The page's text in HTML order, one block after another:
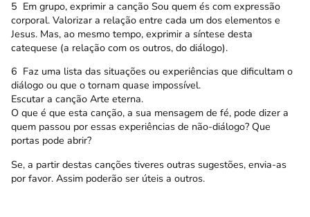
5  Em grupo, exprimir a canção Sou quem és com expressão
corporal. Valorizar a relação entre cada um dos elementos e
Jesus. Mas, ao mesmo tempo, exprimir a síntese desta
catequese (a relação com os outros, do diálogo).
6  Faz uma lista das situações ou experiências que dificultam o
diálogo ou que o tornam quase impossível.
Escutar a canção Arte eterna.
O que é que esta canção, a sua mensagem de fé, pode dizer a
quem passou por essas experiências de não-diálogo? Que
portas pode abrir?
Se, a partir destas canções tiveres outras sugestões, envia-as
por favor. Assim poderão ser úteis a outros.